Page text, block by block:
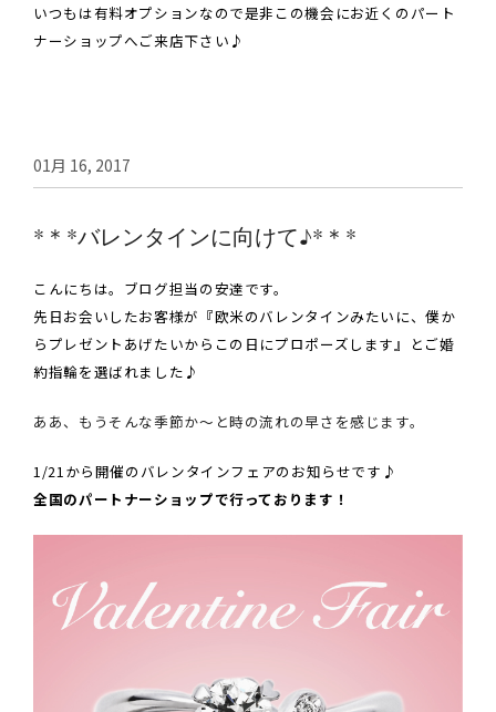
いつもは有料オプションなので是非この機会にお近くのパート
ナーショップへご来店下さい♪
01月 16, 2017
*＊*バレンタインに向けて♪*＊*
こんにちは。ブログ担当の安達です。
先日お会いしたお客様が『欧米のバレンタインみたいに、僕か
らプレゼントあげたいからこの日にプロポーズします』とご婚
約指輪を選ばれました♪
ああ、もうそんな季節か～と時の流れの早さを感じます。
1/21から開催のバレンタインフェアのお知らせです♪
全国のパートナーショップで行っております！